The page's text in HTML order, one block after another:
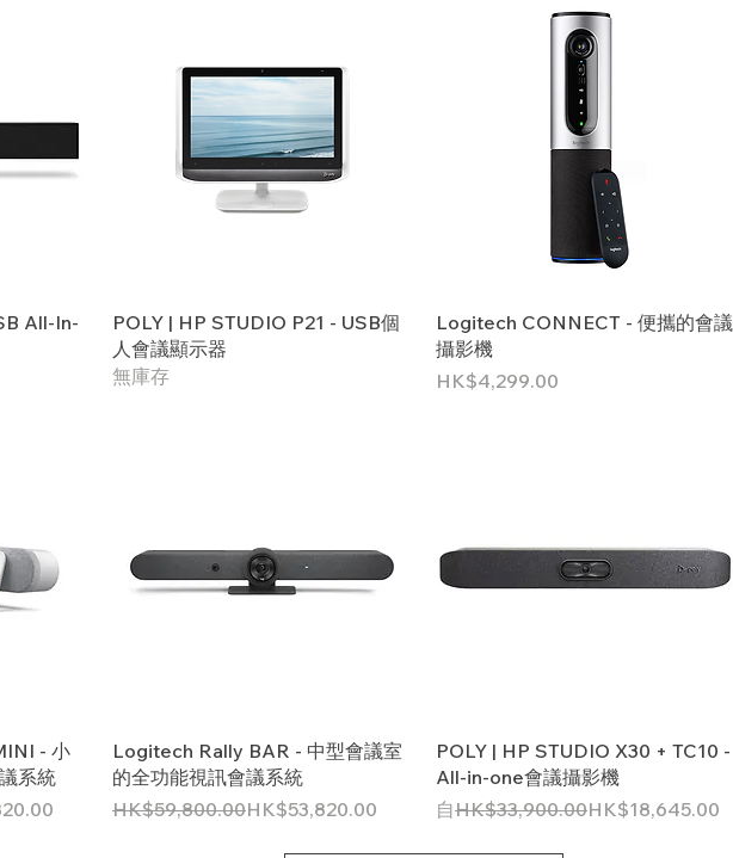
All-In-
POLY | HP STUDIO P21 - USB個
人會議顯示器
無庫存
Logitech CONNECT - 便攜的會議
攝影機
價格
HK$4,299.00
- 小
系統
Logitech Rally BAR - 中型會議室
的全功能視訊會議系統
一般價格
HK$59,800.00
促銷價格 HK$53,820.00
POLY | HP STUDIO X30 + TC10 -
All-in-one會議攝影機
自
一般價格
HK$33,900.00HK$18,645.00
促銷價格